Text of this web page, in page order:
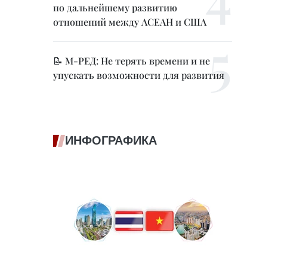
по дальнейшему развитию
отношений между АСЕАН и США
📝 М-РЕД: Не терять времени и не
упускать возможности для развития
ИНФОГРАФИКА